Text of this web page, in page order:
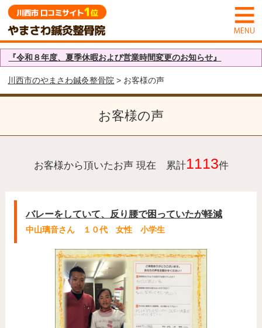
『令和８年度、夏季休暇および営業時間変更のお知らせ』
川西市のやまさわ鍼灸整骨院 > お客様の声
お客様の声
お客様から頂いたお声 現在 累計1113件
バレーをしていて、反り腰で困っていたが軽減
中山璃音さん １０代 女性 小学生